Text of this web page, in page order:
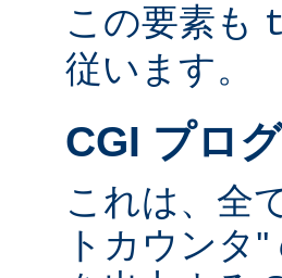
この要素も
従います。
CGI プロ
これは、全
トカウンタ